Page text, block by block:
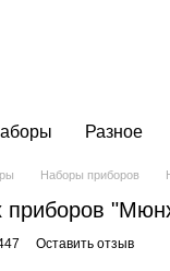
Разное
Наборы приборов
приборов
Оставить отзыв